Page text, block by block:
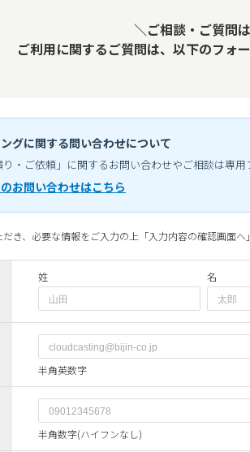
＼ご相談・ご質問
ご利用に関するご質問は、以下のフォ
ングに関する問い合わせについて
り・ご依頼」に関するお問い合わせやご相談は専
お問い合わせはこちら
き、必要な情報をご入力の上「入力内容の確認画面
姓 名
半角英数字
半角数字(ハイフンなし)